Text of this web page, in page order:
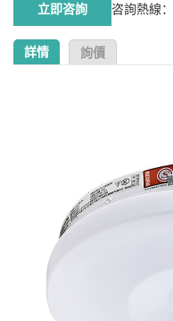
咨詢熱線：
詳情 詢價